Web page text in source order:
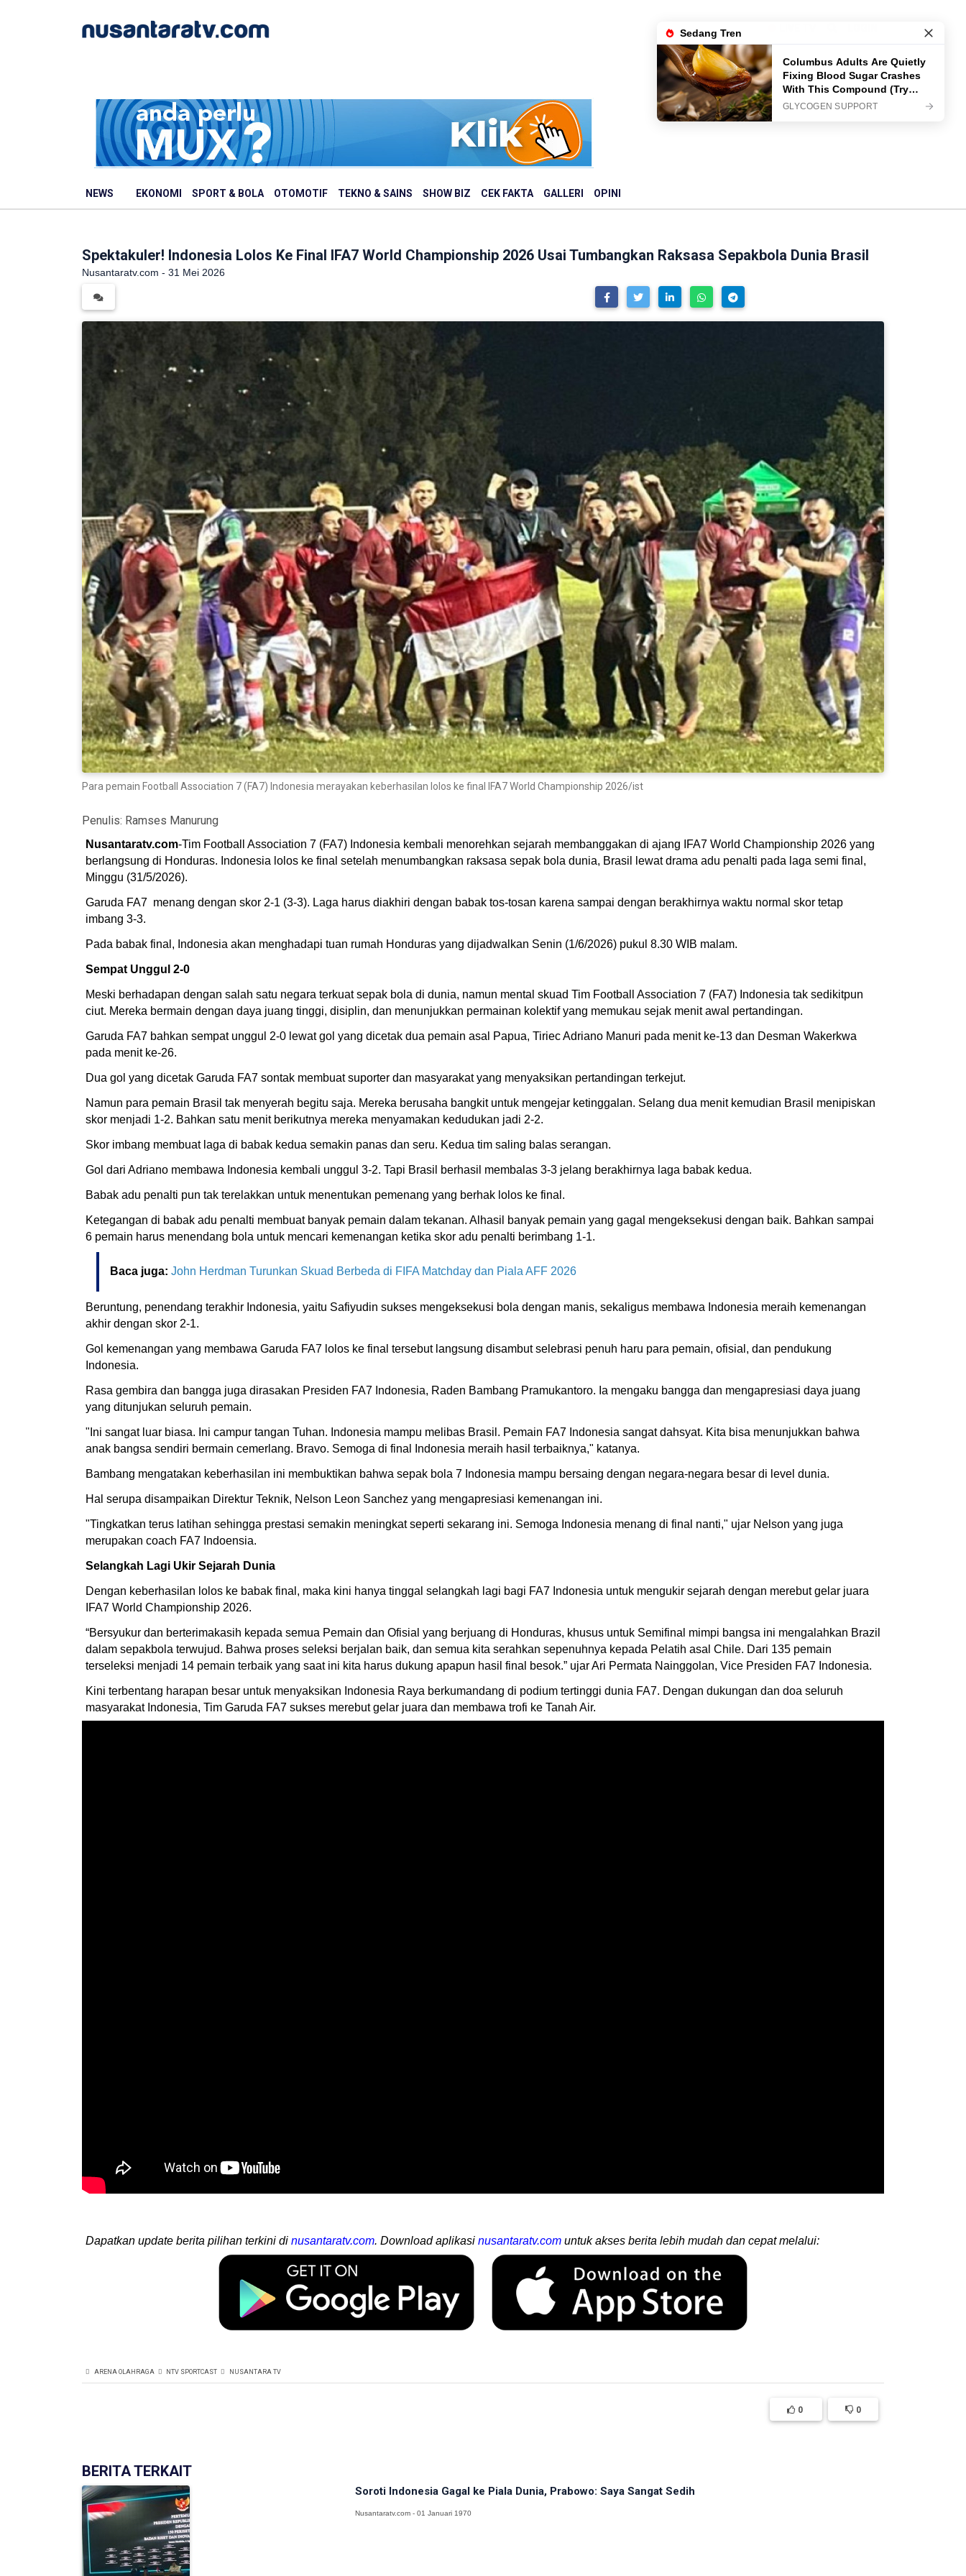
NEWS EKONOMI SPORT & BOLA OTOMOTIF TEKNO & SAINS SHOW BIZ CEK FAKTA GALLERI OPINI
Spektakuler! Indonesia Lolos Ke Final IFA7 World Championship 2026 Usai Tumbangkan Raksasa Sepakbola Dunia Brasil
Nusantaratv.com - 31 Mei 2026
Para pemain Football Association 7 (FA7) Indonesia merayakan keberhasilan lolos ke final IFA7 World Championship 2026/ist
Penulis: Ramses Manurung
Nusantaratv.com-Tim Football Association 7 (FA7) Indonesia kembali menorehkan sejarah membanggakan di ajang IFA7 World Championship 2026 yang
berlangsung di Honduras. Indonesia lolos ke final setelah menumbangkan raksasa sepak bola dunia, Brasil lewat drama adu penalti pada laga semi final,
Minggu (31/5/2026).
Garuda FA7 menang dengan skor 2-1 (3-3). Laga harus diakhiri dengan babak tos-tosan karena sampai dengan berakhirnya waktu normal skor tetap
imbang 3-3.
Pada babak final, Indonesia akan menghadapi tuan rumah Honduras yang dijadwalkan Senin (1/6/2026) pukul 8.30 WIB malam.
Sempat Unggul 2-0
Meski berhadapan dengan salah satu negara terkuat sepak bola di dunia, namun mental skuad Tim Football Association 7 (FA7) Indonesia tak sedikitpun
ciut. Mereka bermain dengan daya juang tinggi, disiplin, dan menunjukkan permainan kolektif yang memukau sejak menit awal pertandingan.
Garuda FA7 bahkan sempat unggul 2-0 lewat gol yang dicetak dua pemain asal Papua, Tiriec Adriano Manuri pada menit ke-13 dan Desman Wakerkwa
pada menit ke-26.
Dua gol yang dicetak Garuda FA7 sontak membuat suporter dan masyarakat yang menyaksikan pertandingan terkejut.
Namun para pemain Brasil tak menyerah begitu saja. Mereka berusaha bangkit untuk mengejar ketinggalan. Selang dua menit kemudian Brasil menipiskan
skor menjadi 1-2. Bahkan satu menit berikutnya mereka menyamakan kedudukan jadi 2-2.
Skor imbang membuat laga di babak kedua semakin panas dan seru. Kedua tim saling balas serangan.
Gol dari Adriano membawa Indonesia kembali unggul 3-2. Tapi Brasil berhasil membalas 3-3 jelang berakhirnya laga babak kedua.
Babak adu penalti pun tak terelakkan untuk menentukan pemenang yang berhak lolos ke final.
Ketegangan di babak adu penalti membuat banyak pemain dalam tekanan. Alhasil banyak pemain yang gagal mengeksekusi dengan baik. Bahkan sampai
6 pemain harus menendang bola untuk mencari kemenangan ketika skor adu penalti berimbang 1-1.
Baca juga: John Herdman Turunkan Skuad Berbeda di FIFA Matchday dan Piala AFF 2026
Beruntung, penendang terakhir Indonesia, yaitu Safiyudin sukses mengeksekusi bola dengan manis, sekaligus membawa Indonesia meraih kemenangan
akhir dengan skor 2-1.
Gol kemenangan yang membawa Garuda FA7 lolos ke final tersebut langsung disambut selebrasi penuh haru para pemain, ofisial, dan pendukung
Indonesia.
Rasa gembira dan bangga juga dirasakan Presiden FA7 Indonesia, Raden Bambang Pramukantoro. Ia mengaku bangga dan mengapresiasi daya juang
yang ditunjukan seluruh pemain.
"Ini sangat luar biasa. Ini campur tangan Tuhan. Indonesia mampu melibas Brasil. Pemain FA7 Indonesia sangat dahsyat. Kita bisa menunjukkan bahwa
anak bangsa sendiri bermain cemerlang. Bravo. Semoga di final Indonesia meraih hasil terbaiknya," katanya.
Bambang mengatakan keberhasilan ini membuktikan bahwa sepak bola 7 Indonesia mampu bersaing dengan negara-negara besar di level dunia.
Hal serupa disampaikan Direktur Teknik, Nelson Leon Sanchez yang mengapresiasi kemenangan ini.
"Tingkatkan terus latihan sehingga prestasi semakin meningkat seperti sekarang ini. Semoga Indonesia menang di final nanti," ujar Nelson yang juga
merupakan coach FA7 Indoensia.
Selangkah Lagi Ukir Sejarah Dunia
Dengan keberhasilan lolos ke babak final, maka kini hanya tinggal selangkah lagi bagi FA7 Indonesia untuk mengukir sejarah dengan merebut gelar juara
IFA7 World Championship 2026.
“Bersyukur dan berterimakasih kepada semua Pemain dan Ofisial yang berjuang di Honduras, khusus untuk Semifinal mimpi bangsa ini mengalahkan Brazil
dalam sepakbola terwujud. Bahwa proses seleksi berjalan baik, dan semua kita serahkan sepenuhnya kepada Pelatih asal Chile. Dari 135 pemain
terseleksi menjadi 14 pemain terbaik yang saat ini kita harus dukung apapun hasil final besok.” ujar Ari Permata Nainggolan, Vice Presiden FA7 Indonesia.
Kini terbentang harapan besar untuk menyaksikan Indonesia Raya berkumandang di podium tertinggi dunia FA7. Dengan dukungan dan doa seluruh
masyarakat Indonesia, Tim Garuda FA7 sukses merebut gelar juara dan membawa trofi ke Tanah Air.
Dapatkan update berita pilihan terkini di nusantaratv.com. Download aplikasi nusantaratv.com untuk akses berita lebih mudah dan cepat melalui:
ARENA OLAHRAGA NTV SPORTCAST NUSANTARA TV
0 0
BERITA TERKAIT
Soroti Indonesia Gagal ke Piala Dunia, Prabowo: Saya Sangat Sedih
Nusantaratv.com - 01 Januari 1970